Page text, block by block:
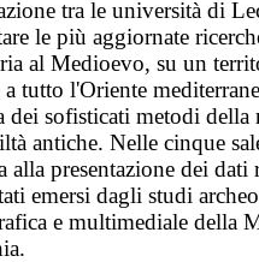
tra le università di
le più aggiornate
al Medioevo, su un
a tutto l'Oriente
dei sofisticati metodi della
antiche. Nelle cinque
alla presentazione dei
emersi dagli studi
e multimediale della